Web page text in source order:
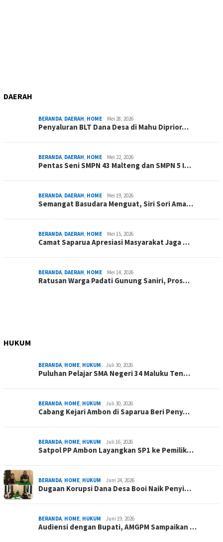
DAERAH
BERANDA, DAERAH, HOME Mei 28, 2026
Penyaluran BLT Dana Desa di Mahu Diprior…
BERANDA, DAERAH, HOME Mei 22, 2026
Pentas Seni SMPN 43 Malteng dan SMPN 5 I…
BERANDA, DAERAH, HOME Mei 19, 2026
Semangat Basudara Menguat, Siri Sori Ama…
BERANDA, DAERAH, HOME Mei 15, 2026
Camat Saparua Apresiasi Masyarakat Jaga …
BERANDA, DAERAH, HOME Mei 14, 2026
Ratusan Warga Padati Gunung Saniri, Pros…
HUKUM
BERANDA, HOME, HUKUM Juli 30, 2026
Puluhan Pelajar SMA Negeri 34 Maluku Ten…
BERANDA, HOME, HUKUM Juli 30, 2026
Cabang Kejari Ambon di Saparua Beri Peny…
BERANDA, HOME, HUKUM Juli 16, 2026
Satpol PP Ambon Layangkan SP1 ke Pemilik…
BERANDA, HOME, HUKUM Juni 24, 2026
Dugaan Korupsi Dana Desa Booi Naik Penyi…
BERANDA, HOME, HUKUM Juni 19, 2026
Audiensi dengan Bupati, AMGPM Sampaikan …